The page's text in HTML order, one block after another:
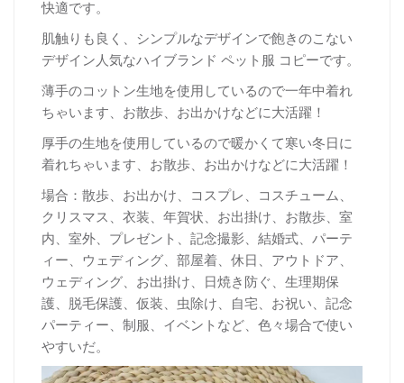
快適です。
肌触りも良く、シンプルなデザインで飽きのこない
デザイン人気なハイブランド ペット服 コピーです。
薄手のコットン生地を使用しているので一年中着れ
ちゃいます、お散歩、お出かけなどに大活躍！
厚手の生地を使用しているので暖かくて寒い冬日に
着れちゃいます、お散歩、お出かけなどに大活躍！
場合：散歩、お出かけ、コスプレ、コスチューム、
クリスマス、衣装、年賀状、お出掛け、お散歩、室
内、室外、プレゼント、記念撮影、結婚式、パーテ
ィー、ウェディング、部屋着、休日、アウトドア、
ウェディング、お出掛け、日焼き防ぐ、生理期保
護、脱毛保護、仮装、虫除け、自宅、お祝い、記念
パーティー、制服、イベントなど、色々場合で使い
やすいだ。